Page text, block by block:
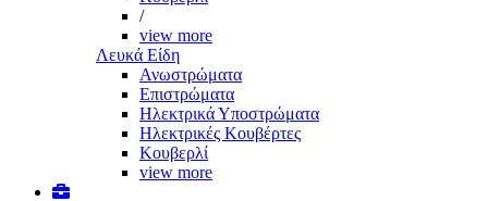
/
view more
Λευκά Είδη
Ανωστρώματα
Επιστρώματα
Ηλεκτρικά Υποστρώματα
Ηλεκτρικές Κουβέρτες
Κουβερλί
view more